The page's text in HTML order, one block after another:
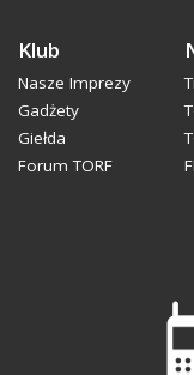
Klub
Nasze Imprezy
Gadżety
Giełda
Forum TORF